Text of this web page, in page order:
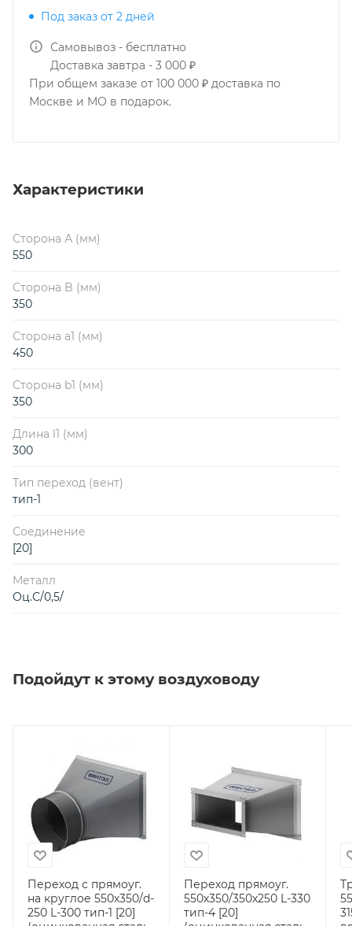
Под заказ от 2 дней
Самовывоз - бесплатно
Доставка завтра - 3 000 ₽
При общем заказе от 100 000 ₽ доставка по
Москве и МО в подарок.
Характеристики
Сторона А (мм)
550
Сторона B (мм)
350
Сторона a1 (мм)
450
Сторона b1 (мм)
350
Длина l1 (мм)
300
Тип переход (вент)
тип-1
Соединение
[20]
Металл
Оц.С/0,5/
Подойдут к этому воздуховоду
Переход с прямоуг.
на круглое 550х350/d-
250 L-300 тип-1 [20]
Переход прямоуг.
550х350/350х250 L-330
тип-4 [20]